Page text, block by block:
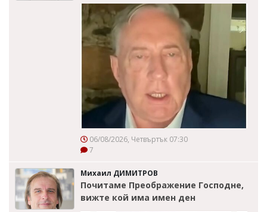
06/08/2026, Четвъртък 07:30
7
Михаил ДИМИТРОВ
Почитаме Преображение Господне,
вижте кой има имен ден